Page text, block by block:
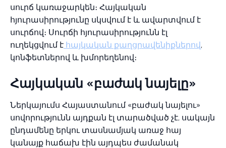
սուրճ կառաջարկեն։ Հայկական
հյուրասիրությունը սկսվում է և ավարտվում է
սուրճով։ Սուրճի հյուրասիրությունն էլ
ուղեկցվում է հայկական քաղցրավենիքներով,
կոնֆետներով և խմորեղենով։
Հայկական «բաժակ նայելը»
Ներկայումս Հայաստանում «բաժակ նայելու»
սովորությունն այդքան էլ տարածված չէ, սակայն
ընդամենը երկու տասնամյակ առաջ հայ
կանայք հաճախ էին այդպես ժամանակ